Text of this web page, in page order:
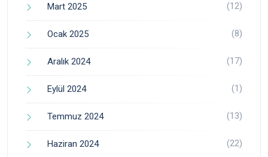
Mart 2025 (12)
Ocak 2025 (8)
Aralık 2024 (17)
Eylül 2024 (1)
Temmuz 2024 (13)
Haziran 2024 (22)